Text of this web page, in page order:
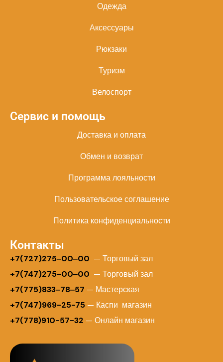
Одежда
Аксессуары
Рюкзаки
Туризм
Велоспорт
Сервис и помощь
Доставка и оплата
Обмен и возврат
Программа лояльности
Пользовательское соглашение
Политика конфиденциальности
Контакты
+7(727)275‒00‒00 — Торговый зал
+7(747)275‒00‒00 — Торговый зал
+7(775)833‒78‒57 — Мастерская
+7(747)969-25-75 — Каспи магазин
+7(778)910-57-32 — Онлайн магазин